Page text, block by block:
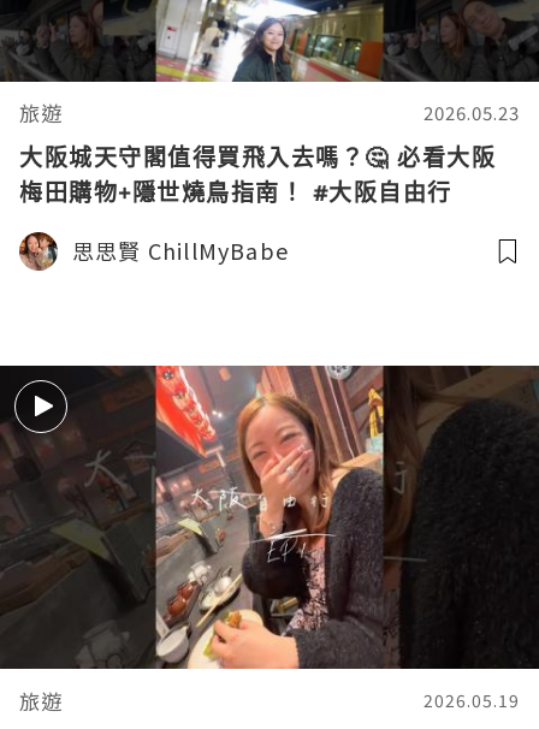
旅遊 2026.05.23
大阪城天守閣值得買飛入去嗎？🤔 必看大阪
梅田購物+隱世燒鳥指南！ #大阪自由行
思思賢 ChillMyBabe
旅遊 2026.05.19